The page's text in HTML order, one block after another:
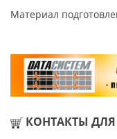
Материал
КОНТАКТЫ